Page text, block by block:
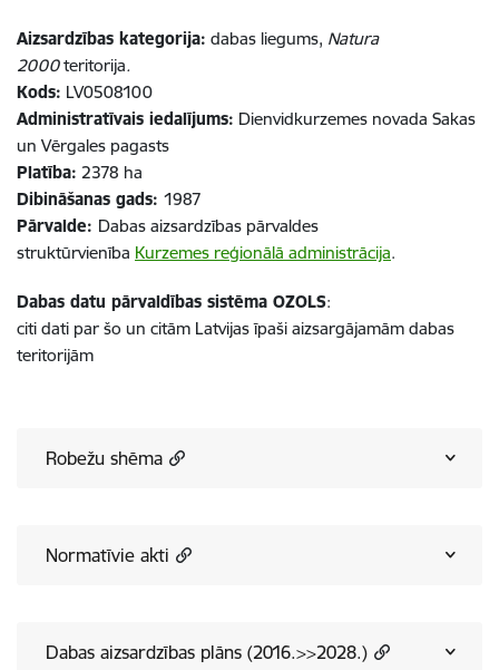
Aizsardzības kategorija: dabas liegums, Natura
2000teritorija.
Kods: LV0508100
Administratīvais iedalījums: Dienvidkurzemes novada Sakas
un Vērgales pagasts
Platība: 2378 ha
Dibināšanas gads: 1987
Pārvalde: Dabas aizsardzības pārvaldes
struktūrvienība Kurzemes reģionālā administrācija.
Dabas datu pārvaldības sistēma OZOLS:
citi dati par šo un citām Latvijas īpaši aizsargājamām dabas
teritorijām
Robežu shēma
Normatīvie akti
Dabas aizsardzības plāns (2016.>>2028.)